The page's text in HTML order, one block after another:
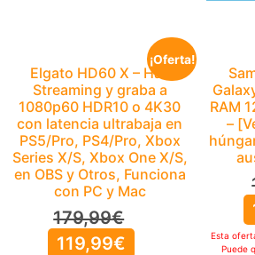
¡Oferta!
Elgato HD60 X – Haz
Streaming y graba a
1080p60 HDR10 o 4K30
con latencia ultrabaja en
PS5/Pro, PS4/Pro, Xbox
Series X/S, Xbox One X/S,
en OBS y Otros, Funciona
con PC y Mac
179,99€
119,99€
RAM
–
Esta
Puede